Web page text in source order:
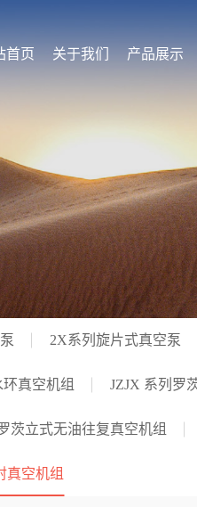
首页 关于我们 产品展示
2X系列旋片式真空泵
真空机组 JZJX 系列罗
茨立式无油往复真空机组
真空机组